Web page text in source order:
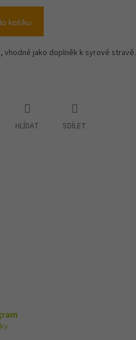
košíku
vhodné jako doplněk k syrové stravě.
HLÍDAT SDÍLET